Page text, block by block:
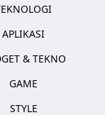
APLIKASI
& TEKNO
GAME
STYLE